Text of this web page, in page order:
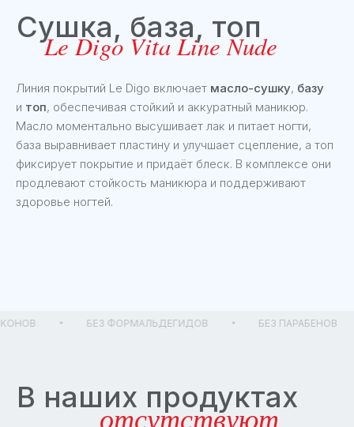
Линия покрытий Le Digo включает масло-сушку, базу
и топ, обеспечивая стойкий и аккуратный маникюр.
Масло моментально высушивает лак и питает ногти,
база выравнивает пластину и улучшает сцепление, а топ
фиксирует покрытие и придаёт блеск. В комплексе они
продлевают стойкость маникюра и поддерживают
здоровье ногтей.
БЕЗ ФОРМАЛЬДЕГИДОВ БЕЗ ПАРАБЕНОВ
парабены феноксиэтанол
Мы открыты к сотрудничеству с мастерами